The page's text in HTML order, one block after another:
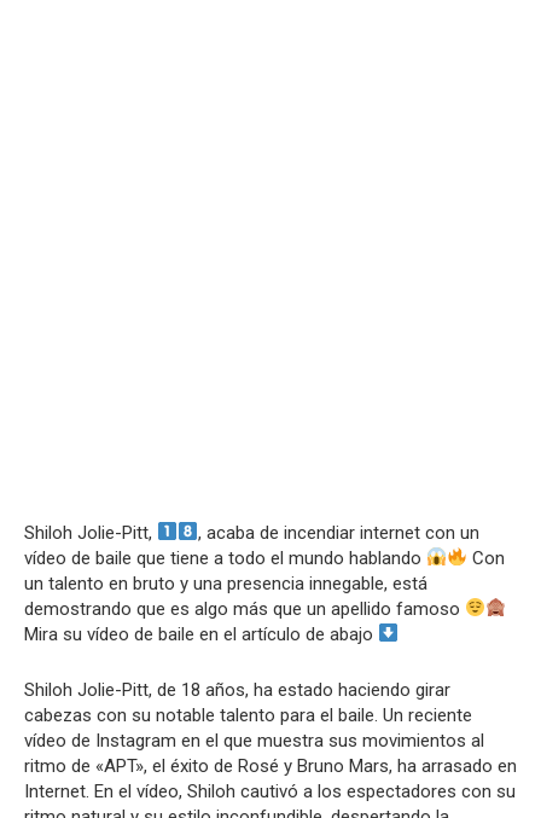
Shiloh Jolie-Pitt,
, acaba de incendiar internet con un
vídeo de baile que tiene a todo el mundo hablando
Con
un talento en bruto y una presencia innegable, está
demostrando que es algo más que un apellido famoso
Mira su vídeo de baile en el artículo de abajo
Shiloh Jolie-Pitt, de 18 años, ha estado haciendo girar
cabezas con su notable talento para el baile. Un reciente
vídeo de Instagram en el que muestra sus movimientos al
ritmo de «APT», el éxito de Rosé y Bruno Mars, ha arrasado en
Internet. En el vídeo, Shiloh cautivó a los espectadores con su